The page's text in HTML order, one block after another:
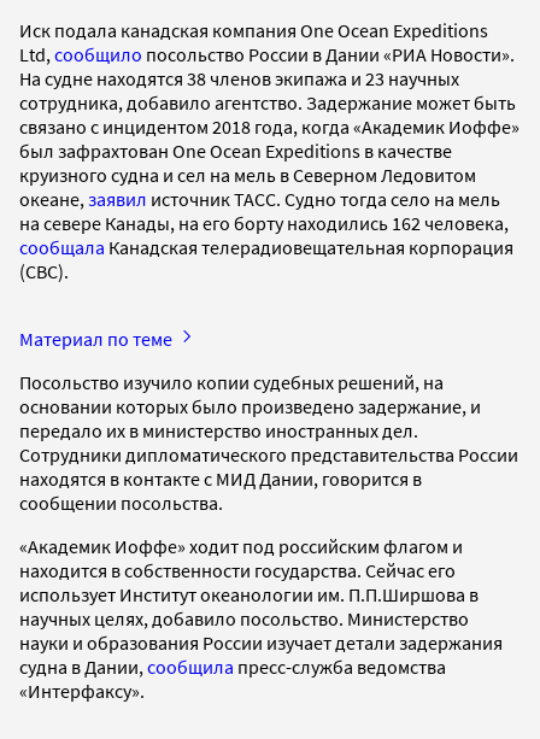
Иск подала канадская компания One Ocean Expeditions
Ltd, сообщило посольство России в Дании «РИА Новости».
На судне находятся 38 членов экипажа и 23 научных
сотрудника, добавило агентство. Задержание может быть
связано с инцидентом 2018 года, когда «Академик Иоффе»
был зафрахтован One Ocean Expeditions в качестве
круизного судна и сел на мель в Северном Ледовитом
океане, заявил источник ТАСС. Судно тогда село на мель
на севере Канады, на его борту находились 162 человека,
сообщала Канадская телерадиовещательная корпорация
(CBC).
Материал по теме
Посольство изучило копии судебных решений, на
основании которых было произведено задержание, и
передало их в министерство иностранных дел.
Сотрудники дипломатического представительства России
находятся в контакте с МИД Дании, говорится в
сообщении посольства.
«Академик Иоффе» ходит под российским флагом и
находится в собственности государства. Сейчас его
использует Институт океанологии им. П.П.Ширшова в
научных целях, добавило посольство. Министерство
науки и образования России изучает детали задержания
судна в Дании, сообщила пресс-служба ведомства
«Интерфаксу».